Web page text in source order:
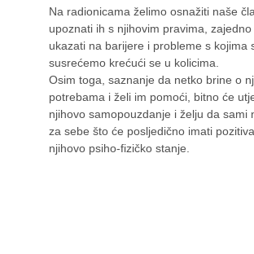
Na radionicama želimo osnažiti naše
upoznati ih s njihovim pravima, zajedno
ukazati na barijere i probleme s kojima
susrećemo krećući se u kolicima.
Osim toga, saznanje da netko brine o
potrebama i želi im pomoći, bitno će
njihovo samopouzdanje i želju da sami
za sebe što će posljedično imati
njihovo psiho-fizičko stanje.